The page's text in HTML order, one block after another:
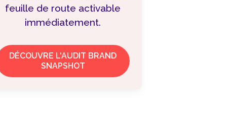
feuille de route activable
immédiatement.
DÉCOUVRE L'AUDIT BRAND
SNAPSHOT